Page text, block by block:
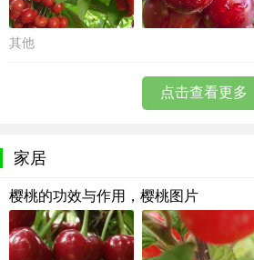
其他
点击查看更多
家居
樱桃的功效与作用，樱桃图片